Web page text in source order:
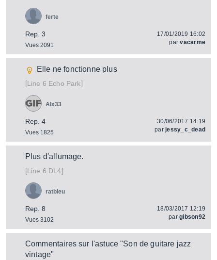
Rep. 3
Vues 2091
ferte
17/01/2019 16:02
parvacarme
Elle ne fonctionne plus
[Line 6 Echo Park]
Rep. 4
Vues 1825
Alx33
30/06/2017 14:19
parjessy_c_dead
Plus d'allumage.
[Line 6 DL4]
Rep. 8
Vues 3102
ratbleu
18/03/2017 12:19
pargibson92
Commentaires sur l'astuce "Son de guitare jazz
vintage"